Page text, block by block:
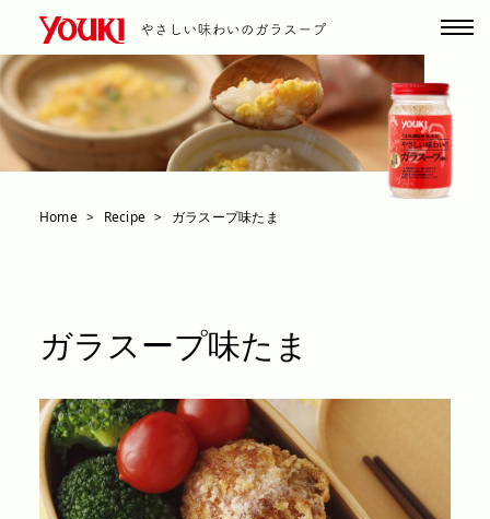
Home Recipe ガラスープ味たま
ガラスープ味たま